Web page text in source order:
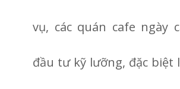
vụ, các quán cafe ngày
đầu tư kỹ lưỡng, đặc biệt